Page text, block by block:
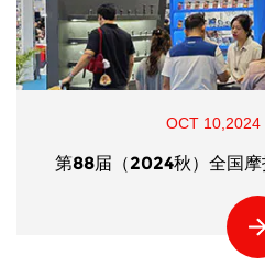
OCT 10,2024
第88届（2024秋）全国